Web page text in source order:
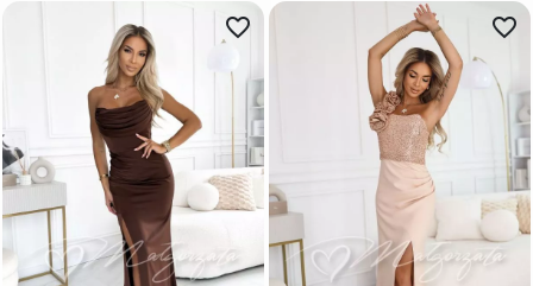
favorite_border favorite_border